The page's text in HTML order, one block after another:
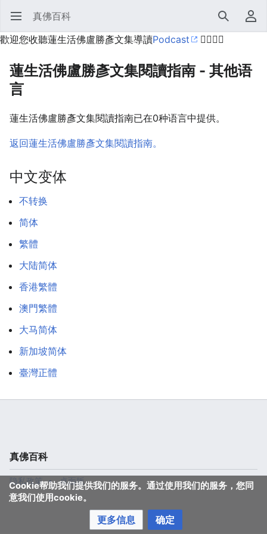
打开主菜单 真佛百科 搜索
用户菜单
歡迎您收聽蓮生活佛盧勝彥文集導讀Podcast 🙋‍♂️🙋‍♀️
蓮生活佛盧勝彥文集閱讀指南 - 其他语
言
蓮生活佛盧勝彥文集閱讀指南已在0种语言中提供。
返回蓮生活佛盧勝彥文集閱讀指南。
中文变体
不转换
简体
繁體
大陆简体
香港繁體
澳門繁體
大马简体
新加坡简体
臺灣正體
Cookie帮助我们提供我们的服务。通过使用我们的服务，您同
意我们使用cookie。
更多信息 确定
真佛百科
隐私政策 桌面版